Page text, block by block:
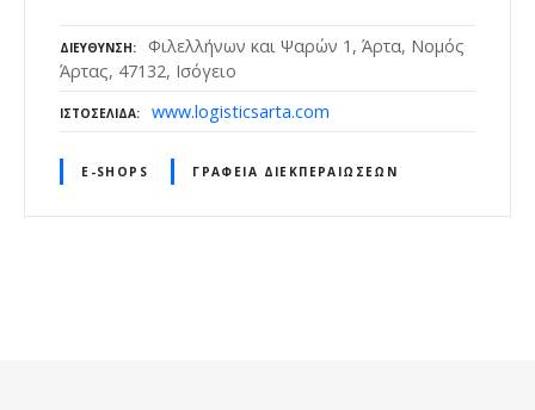
ΔΙΕΎΘΥΝΣΗ
Φιλελλήνων και Ψαρών 1, Άρτα, Νομός
Άρτας, 47132, Ισόγειο
ΙΣΤΟΣΕΛΊΔΑ www.logisticsarta.com
E-SHOPS ΓΡΑΦΕΊΑ ΔΙΕΚΠΕΡΑΙΏΣΕΩΝ